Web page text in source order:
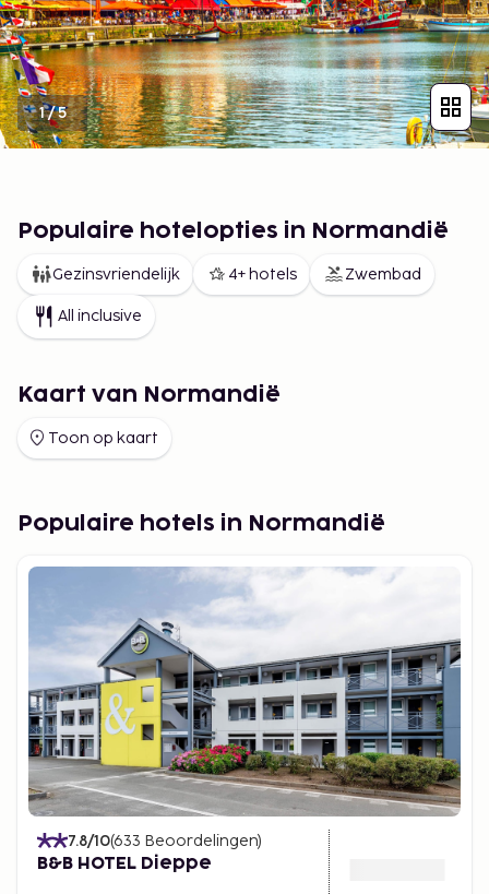
1/5
Populaire hotelopties in Normandië
Gezinsvriendelijk 4+ hotels Zwembad
All inclusive
Kaart van Normandië
Toon op kaart
Populaire hotels in Normandië
7.8/10(633 Beoordelingen)
B&B HOTEL Dieppe